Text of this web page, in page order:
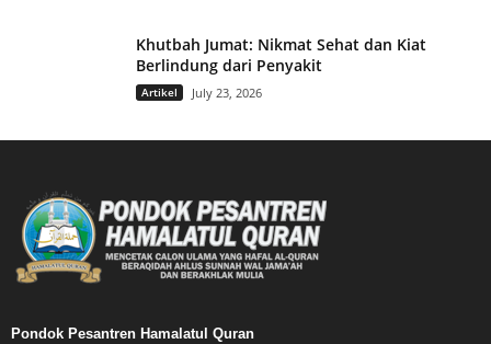
Khutbah Jumat: Nikmat Sehat dan Kiat
Berlindung dari Penyakit
Artikel July 23, 2026
Pondok Pesantren Hamalatul Quran